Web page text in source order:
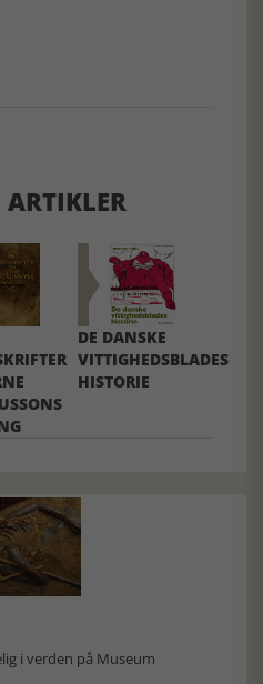
ARTIKLER
DE DANSKE
VITTIGHEDSBLADES
HISTORIE
i verden på Museum